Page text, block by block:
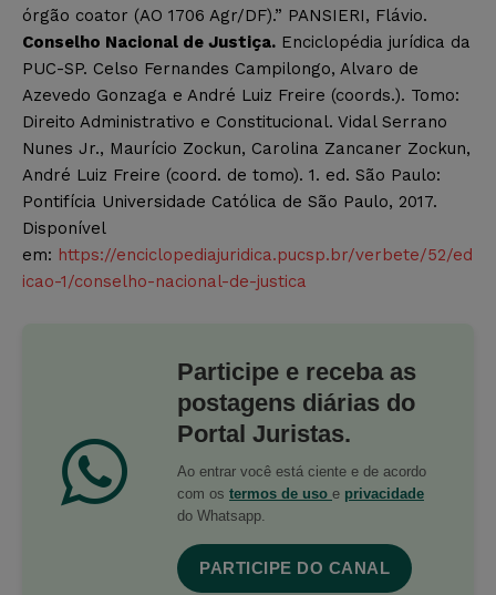
órgão coator (AO 1706 Agr/DF).” PANSIERI, Flávio.
Conselho Nacional de Justiça. Enciclopédia jurídica da
PUC-SP. Celso Fernandes Campilongo, Alvaro de
Azevedo Gonzaga e André Luiz Freire (coords.). Tomo:
Direito Administrativo e Constitucional. Vidal Serrano
Nunes Jr., Maurício Zockun, Carolina Zancaner Zockun,
André Luiz Freire (coord. de tomo). 1. ed. São Paulo:
Pontifícia Universidade Católica de São Paulo, 2017.
Disponível
em: https://enciclopediajuridica.pucsp.br/verbete/52/ed
icao-1/conselho-nacional-de-justica
Participe e receba as
postagens diárias do
Portal Juristas.
Ao entrar você está ciente e de acordo
com os termos de uso e privacidade
do Whatsapp.
PARTICIPE DO CANAL